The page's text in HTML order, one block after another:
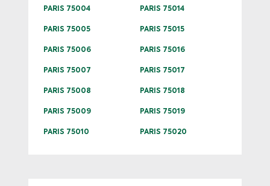
PARIS 75004
PARIS 75005
PARIS 75006
PARIS 75007
PARIS 75008
PARIS 75009
PARIS 75010
PARIS 75014
PARIS 75015
PARIS 75016
PARIS 75017
PARIS 75018
PARIS 75019
PARIS 75020